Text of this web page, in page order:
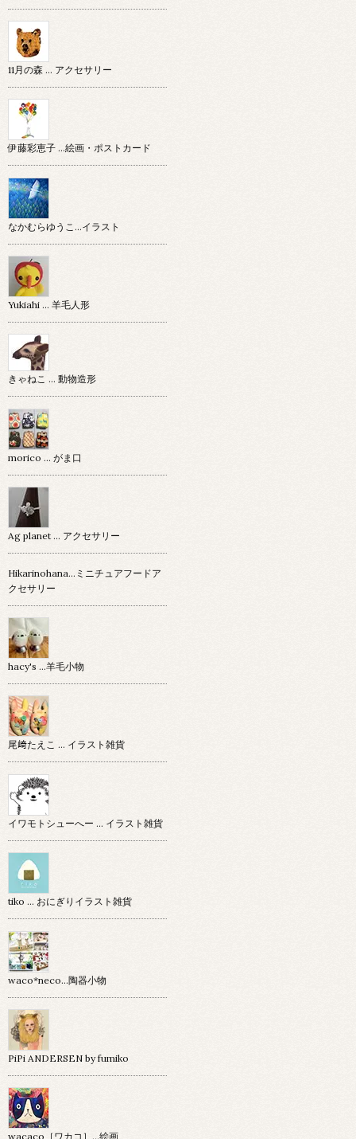
11月の森 … アクセサリー
伊藤彩恵子 …絵画・ポストカード
なかむらゆうこ…イラスト
Yukiahi … 羊毛人形
きゃねこ … 動物造形
morico … がま口
Ag planet … アクセサリー
Hikarinohana…ミニチュアフードア
クセサリー
hacy's …羊毛小物
尾﨑たえこ … イラスト雑貨
イワモトシューへー … イラスト雑貨
tiko … おにぎりイラスト雑貨
waco*neco...陶器小物
PiPi ANDERSEN by fumiko
wacaco［ワカコ］…絵画